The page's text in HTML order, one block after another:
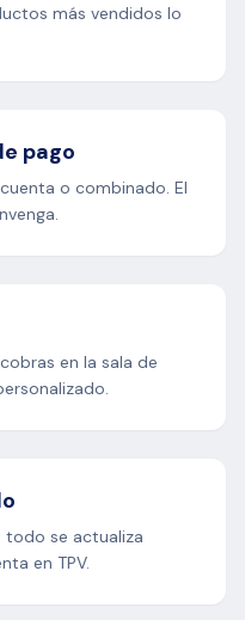
más vendidos lo
pago
o combinado. El
en la sala de
todo se actualiza
en TPV.